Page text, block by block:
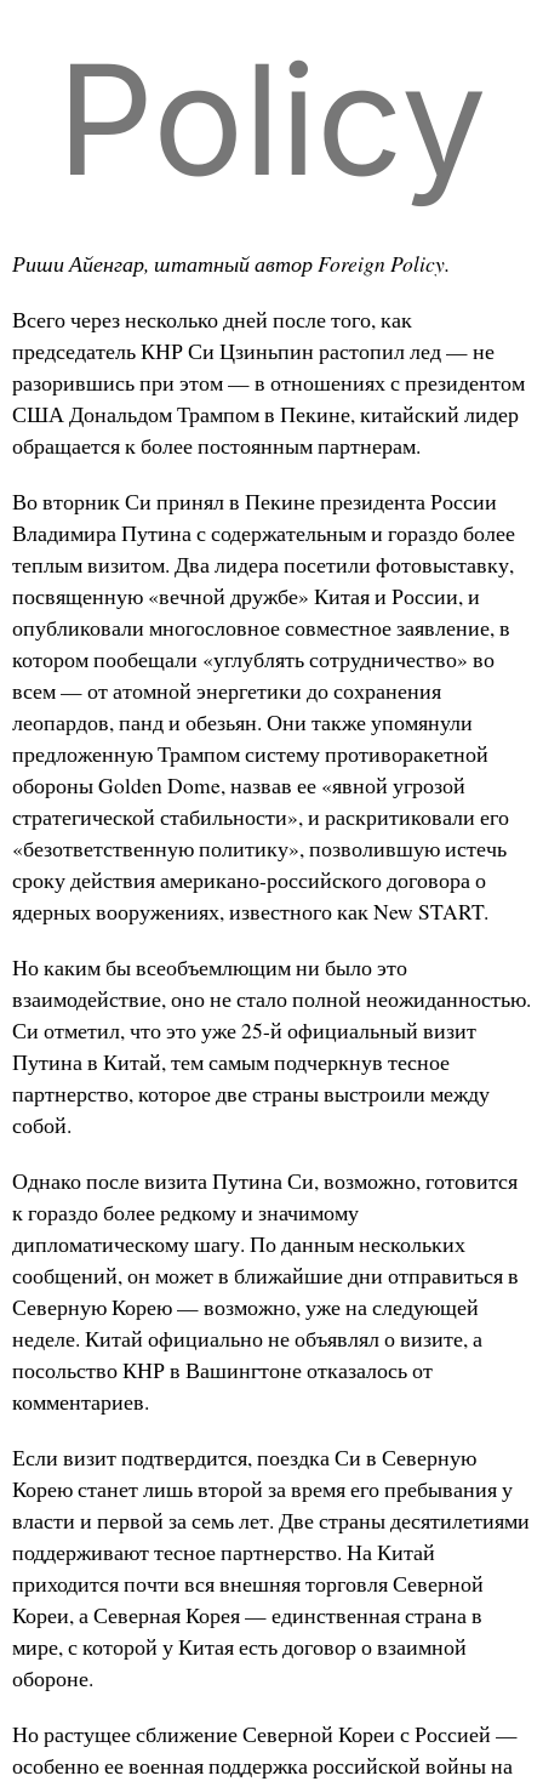
Policy
Риши Айенгар, штатный автор Foreign Policy.
Всего через несколько дней после того, как
председатель КНР Си Цзиньпин растопил лед — не
разорившись при этом — в отношениях с президентом
США Дональдом Трампом в Пекине, китайский лидер
обращается к более постоянным партнерам.
Во вторник Си принял в Пекине президента России
Владимира Путина с содержательным и гораздо более
теплым визитом. Два лидера посетили фотовыставку,
посвященную «вечной дружбе» Китая и России, и
опубликовали многословное совместное заявление, в
котором пообещали «углублять сотрудничество» во
всем — от атомной энергетики до сохранения
леопардов, панд и обезьян. Они также упомянули
предложенную Трампом систему противоракетной
обороны Golden Dome, назвав ее «явной угрозой
стратегической стабильности», и раскритиковали его
«безответственную политику», позволившую истечь
сроку действия американо-российского договора о
ядерных вооружениях, известного как New START.
Но каким бы всеобъемлющим ни было это
взаимодействие, оно не стало полной неожиданностью.
Си отметил, что это уже 25-й официальный визит
Путина в Китай, тем самым подчеркнув тесное
партнерство, которое две страны выстроили между
собой.
Однако после визита Путина Си, возможно, готовится
к гораздо более редкому и значимому
дипломатическому шагу. По данным нескольких
сообщений, он может в ближайшие дни отправиться в
Северную Корею — возможно, уже на следующей
неделе. Китай официально не объявлял о визите, а
посольство КНР в Вашингтоне отказалось от
комментариев.
Если визит подтвердится, поездка Си в Северную
Корею станет лишь второй за время его пребывания у
власти и первой за семь лет. Две страны десятилетиями
поддерживают тесное партнерство. На Китай
приходится почти вся внешняя торговля Северной
Кореи, а Северная Корея — единственная страна в
мире, с которой у Китая есть договор о взаимной
обороне.
Но растущее сближение Северной Кореи с Россией —
особенно ее военная поддержка российской войны на